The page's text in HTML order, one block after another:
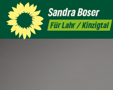
SandraBoser
Für Lahr / Kinzigtal
Presse Kontakt Termine
mich